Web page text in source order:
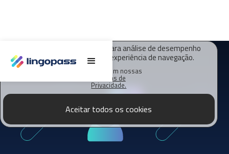
O Lingopass utiliza cookies para análise de desempenho
deste site e melhorar sua experiência de navegação.
Saiba mais em nossas
Políticas de
Privacidade.
Aceitar todos os cookies